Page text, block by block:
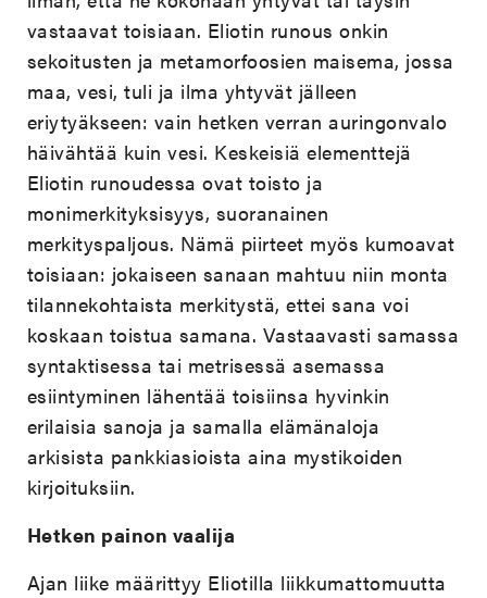
vastaavat toisiaan. Eliotin runous onkin
sekoitusten ja metamorfoosien maisema, jossa
maa, vesi, tuli ja ilma yhtyvät jälleen
eriytyäkseen: vain hetken verran auringonvalo
häivähtää kuin vesi. Keskeisiä elementtejä
Eliotin runoudessa ovat toisto ja
monimerkityksisyys, suoranainen
merkityspaljous. Nämä piirteet myös kumoavat
toisiaan: jokaiseen sanaan mahtuu niin monta
tilannekohtaista merkitystä, ettei sana voi
koskaan toistua samana. Vastaavasti samassa
syntaktisessa tai metrisessä asemassa
esiintyminen lähentää toisiinsa hyvinkin
erilaisia sanoja ja samalla elämänaloja
arkisista pankkiasioista aina mystikoiden
kirjoituksiin.
Hetken painon vaalija
Ajan liike määrittyy Eliotilla liikkumattomuutta